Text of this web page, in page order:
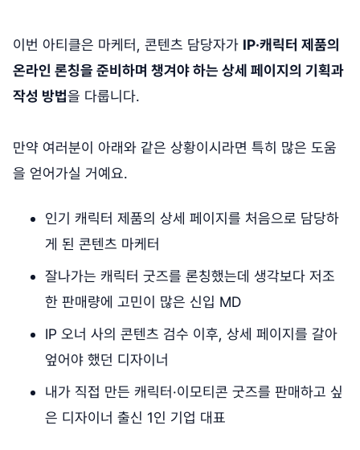
이번 아티클은 마케터, 콘텐츠 담당자가 IP·캐릭터 제품의
온라인 론칭을 준비하며 챙겨야 하는 상세 페이지의 기획과
작성 방법을 다룹니다.
만약 여러분이 아래와 같은 상황이시라면 특히 많은 도움
을 얻어가실 거예요.
인기 캐릭터 제품의 상세 페이지를 처음으로 담당하
게 된 콘텐츠 마케터
잘나가는 캐릭터 굿즈를 론칭했는데 생각보다 저조
한 판매량에 고민이 많은 신입 MD
IP 오너 사의 콘텐츠 검수 이후, 상세 페이지를 갈아
엎어야 했던 디자이너
내가 직접 만든 캐릭터·이모티콘 굿즈를 판매하고 싶
은 디자이너 출신 1인 기업 대표